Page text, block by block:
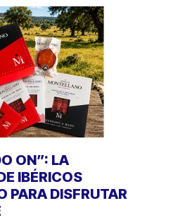
ON”: LA
IBÉRICOS
PARA DISFRUTAR